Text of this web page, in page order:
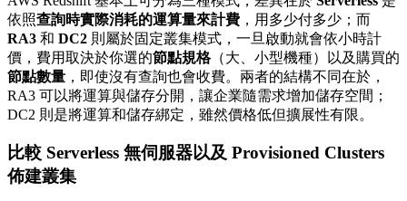
依照查詢時實際消耗的運算量來計費 ，用多少付多少；而
RA3 和 DC2 則屬於固定叢集模式，一旦啟動就會依小時計
價，費用取決於你選的節點規格（大、小型機種）以及購買的
節點數量 ，即使沒有查詢也會收費。兩者的結構不同在於，
RA3 可以將運算與儲存分開，讓企業隨需求增加儲存空間；
DC2 則是將運算和儲存綁定，雖然價格低但擴展性有限。
比較 Serverless 無伺服器以及 Provisioned Clusters
佈建叢集